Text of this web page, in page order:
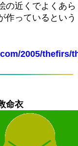
の近くでよくあら
作っているという
2005/thefirs/
命衣